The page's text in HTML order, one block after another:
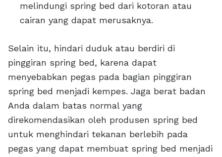
melindungi spring bed dari kotoran atau
cairan yang dapat merusaknya.
Selain itu, hindari duduk atau berdiri di
pinggiran spring bed, karena dapat
menyebabkan pegas pada bagian pinggiran
spring bed menjadi kempes. Jaga berat badan
Anda dalam batas normal yang
direkomendasikan oleh produsen spring bed
untuk menghindari tekanan berlebih pada
pegas yang dapat membuat spring bed menjadi